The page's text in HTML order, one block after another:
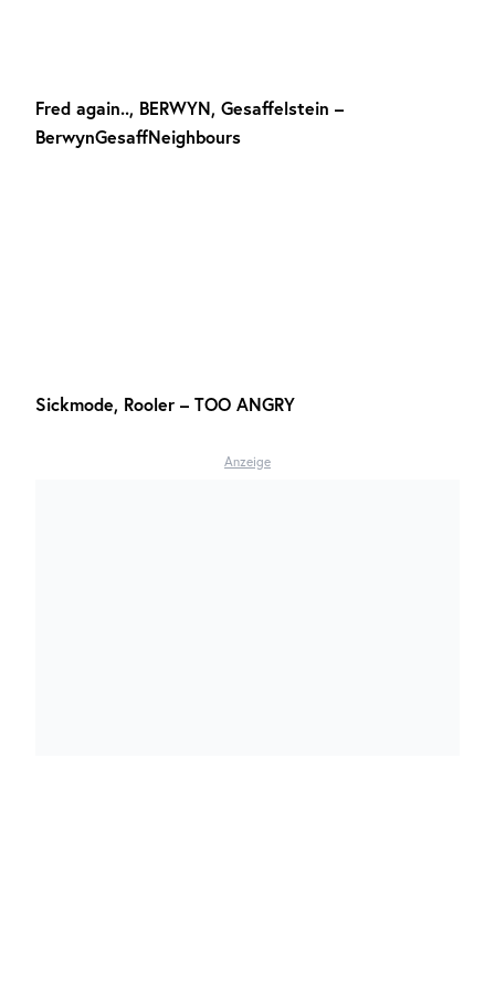
Fred again.., BERWYN, Gesaffelstein –
BerwynGesaffNeighbours
Sickmode, Rooler – TOO ANGRY
Anzeige